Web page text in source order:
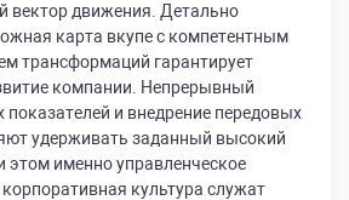
вектор движения. Детально
карта вкупе с компетентным
трансформаций гарантирует
компании. Непрерывный
и внедрение передовых
удерживать заданный высокий
именно управленческое
культура служат